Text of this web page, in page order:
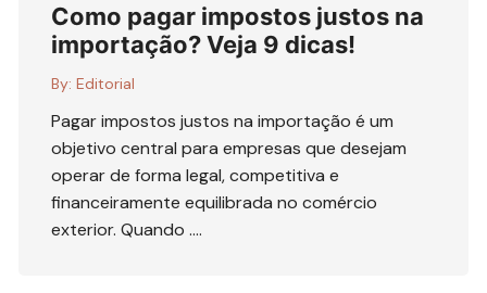
Como pagar impostos justos na
importação? Veja 9 dicas!
By: Editorial
Pagar impostos justos na importação é um
objetivo central para empresas que desejam
operar de forma legal, competitiva e
financeiramente equilibrada no comércio
exterior. Quando ….